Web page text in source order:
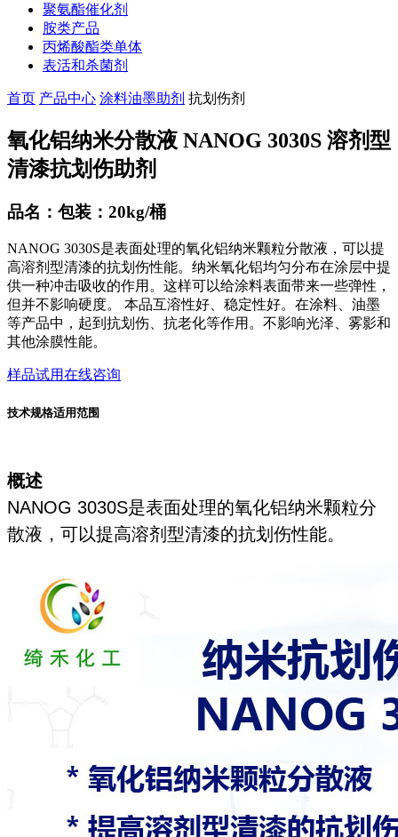
聚氨酯催化剂
胺类产品
丙烯酸酯类单体
表活和杀菌剂
首页 产品中心 涂料油墨助剂 抗划伤剂
氧化铝纳米分散液 NANOG 3030S 溶剂型
清漆抗划伤助剂
品名：包装：20kg/桶
NANOG 3030S是表面处理的氧化铝纳米颗粒分散液，可以提
高溶剂型清漆的抗划伤性能。纳米氧化铝均匀分布在涂层中提
供一种冲击吸收的作用。这样可以给涂料表面带来一些弹性，
但并不影响硬度。 本品互溶性好、稳定性好。在涂料、油墨
等产品中，起到抗划伤、抗老化等作用。不影响光泽、雾影和
其他涂膜性能。
样品试用在线咨询
技术规格适用范围
概述
NANOG 3030S是表面处理的氧化铝纳米颗粒分
散液，可以提高溶剂型清漆的抗划伤性能。